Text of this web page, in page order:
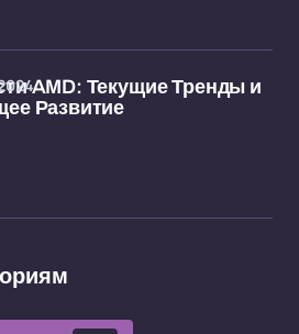
AMD: Текущие Тренды и
Развитие